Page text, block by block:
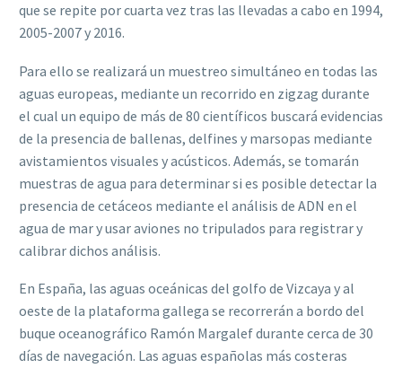
que se repite por cuarta vez tras las llevadas a cabo en 1994,
2005-2007 y 2016.
Para ello se realizará un muestreo simultáneo en todas las
aguas europeas, mediante un recorrido en zigzag durante
el cual un equipo de más de 80 científicos buscará evidencias
de la presencia de ballenas, delfines y marsopas mediante
avistamientos visuales y acústicos. Además, se tomarán
muestras de agua para determinar si es posible detectar la
presencia de cetáceos mediante el análisis de ADN en el
agua de mar y usar aviones no tripulados para registrar y
calibrar dichos análisis.
En España, las aguas oceánicas del golfo de Vizcaya y al
oeste de la plataforma gallega se recorrerán a bordo del
buque oceanográfico Ramón Margalef durante cerca de 30
días de navegación. Las aguas españolas más costeras